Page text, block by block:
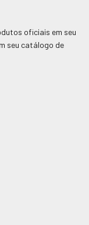
oficiais em seu
seu catálogo de